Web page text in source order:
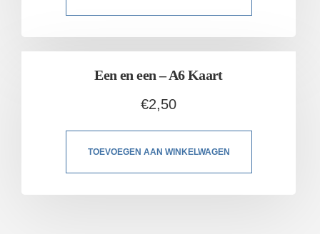
Een en een – A6 Kaart
€2,50
TOEVOEGEN AAN WINKELWAGEN